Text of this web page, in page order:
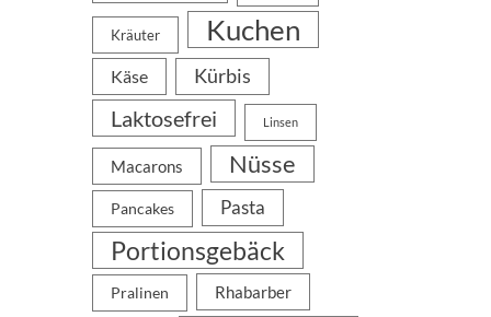
Kräuter Kuchen
Käse Kürbis
Laktosefrei Linsen
Macarons Nüsse
Pancakes Pasta
Portionsgebäck
Pralinen Rhabarber